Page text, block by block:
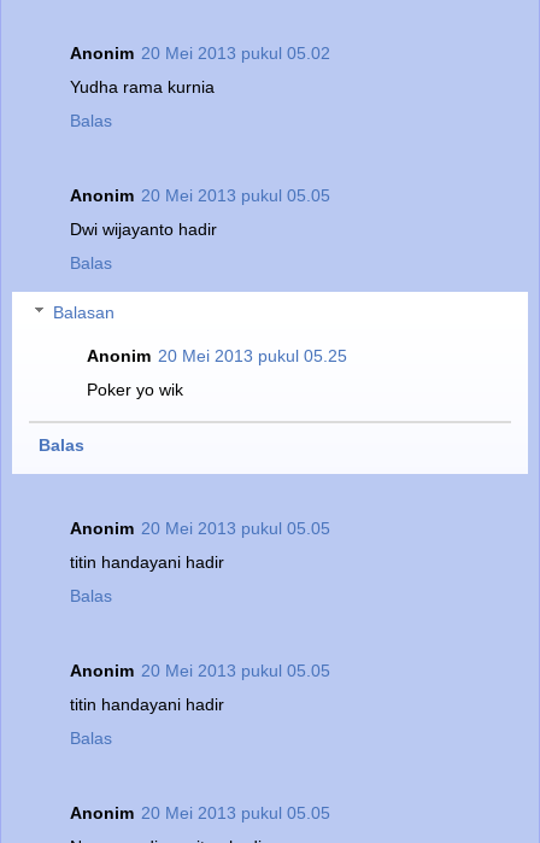
Anonim 20 Mei 2013 pukul 05.02
Yudha rama kurnia
Balas
Anonim 20 Mei 2013 pukul 05.05
Dwi wijayanto hadir
Balas
Balasan
Anonim 20 Mei 2013 pukul 05.25
Poker yo wik
Balas
Anonim 20 Mei 2013 pukul 05.05
titin handayani hadir
Balas
Anonim 20 Mei 2013 pukul 05.05
titin handayani hadir
Balas
Anonim 20 Mei 2013 pukul 05.05